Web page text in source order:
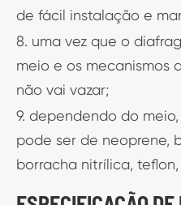
de fácil instalação e
8. uma vez que o
meio e os mecanismos
não vai vazar;
9. dependendo do
pode ser de neoprene,
borracha nitrílica, teflon,